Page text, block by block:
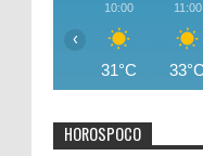
10:00
31°C
11:00
33°C
‹
HOROSPOCO